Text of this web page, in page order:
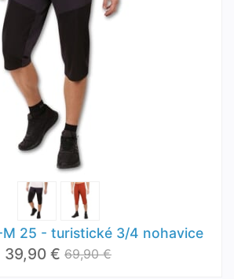
M 25 - turistické 3/4 nohavice
39,90 € 69,90 €